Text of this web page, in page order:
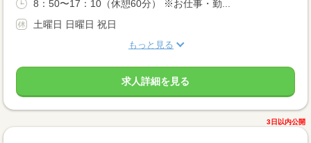
8：50〜17：10（休憩60分） ※お仕事・勤...
土曜日 日曜日 祝日
もっと見る
求人詳細を見る
3日以内公開